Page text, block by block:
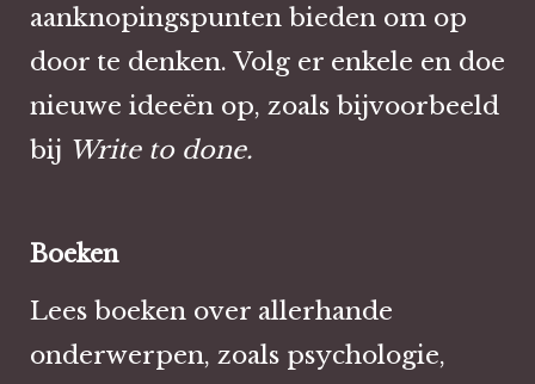
aanknopingspunten bieden om op
door te denken. Volg er enkele en doe
nieuwe ideeën op, zoals bijvoorbeeld
bij Write to done.
Boeken
Lees boeken over allerhande
onderwerpen, zoals psychologie,